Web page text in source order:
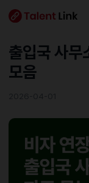
출입국 사무
모음